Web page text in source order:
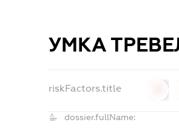
УМКА
riskFactors.title
dossier.fullName: